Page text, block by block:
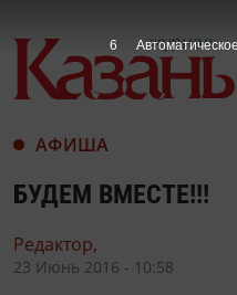
АФИША
БУДЕМ ВМЕСТЕ!!!
Редактор,
23 Июнь 2016 - 10:58
5